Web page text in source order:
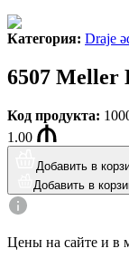
Категория: Draje
6507 Meller
Код продукта:
1.00
Добавить в
Добавить в
Цены на сайте и в